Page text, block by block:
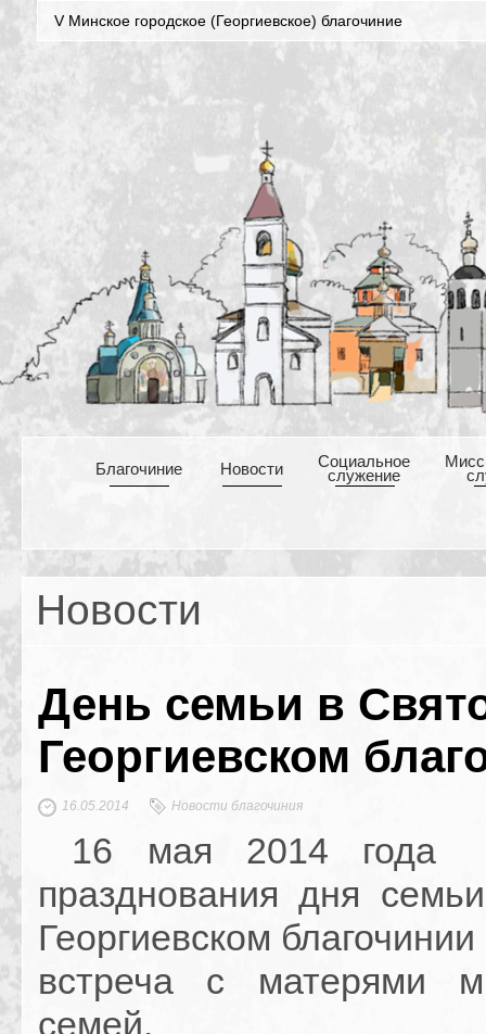
V Минское городское (Георгиевское) благочиние
Благочиние Новости Cоциальное
служение
Новости
День семьи в
Георгиевском
16.05.2014 Новости благочиния
16 мая 2014 года
празднования дня
Георгиевском
встреча с матерями
семей.